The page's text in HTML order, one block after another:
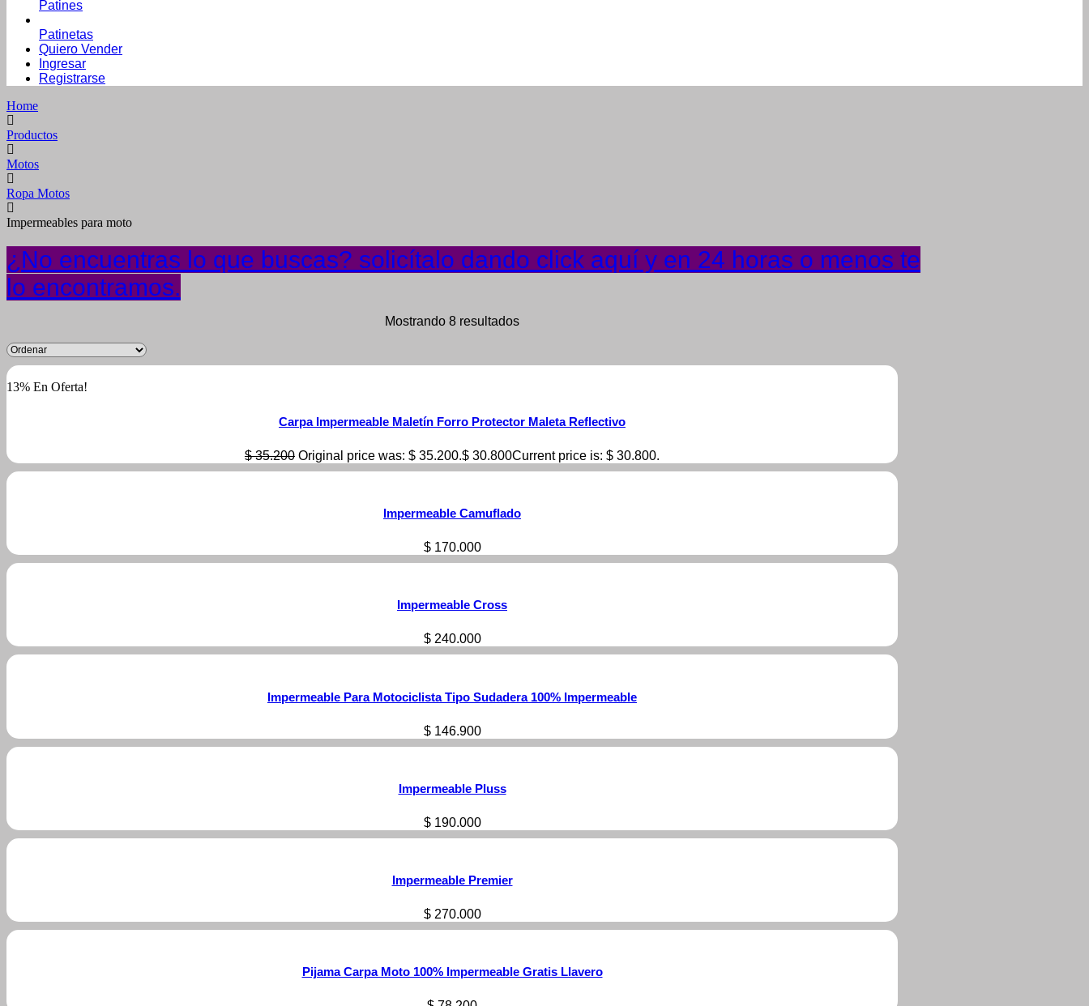
Patines
Patinetas
Quiero Vender
Ingresar
Registrarse
Home
Productos
Motos
Ropa Motos
Impermeables para moto
¿No encuentras lo que buscas? solicítalo dando click aquí y en 24 horas o menos te
lo encontramos.
Mostrando 8 resultados
13% En Oferta!
Carpa Impermeable Maletín Forro Protector Maleta Reflectivo
$35.200 Original price was: $ 35.200.$ 30.800Current price is: $ 30.800.
Impermeable Camuflado
$170.000
Impermeable Cross
$240.000
Impermeable Para Motociclista Tipo Sudadera 100% Impermeable
$146.900
Impermeable Pluss
$190.000
Impermeable Premier
$270.000
Pijama Carpa Moto 100% Impermeable Gratis Llavero